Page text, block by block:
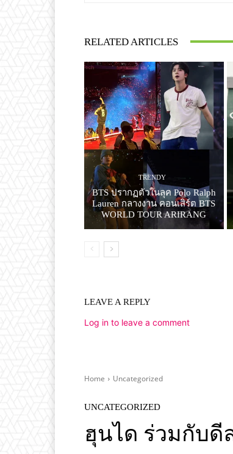
RELATED ARTICLES
TRENDY
BTS ปรากฏตัวในลุค Polo Ralph
Lauren กลางงาน คอนเสิร์ต BTS
WORLD TOUR ARIRANG
LEAVE A REPLY
Log in to leave a comment